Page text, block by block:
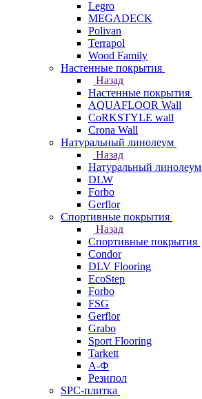
Legro
MEGADECK
Polivan
Terrapol
Wood Family
Настенные покрытия
Назад
Настенные покрытия
AQUAFLOOR Wall
CoRKSTYLE wall
Crona Wall
Натуральный линолеум
Назад
Натуральный линолеум
DLW
Forbo
Gerflor
Спортивные покрытия
Назад
Спортивные покрытия
Condor
DLV Flooring
EcoStep
Forbo
FSG
Gerflor
Grabo
Sport Flooring
Tarkett
А-Ф
Резипол
SPC-плитка